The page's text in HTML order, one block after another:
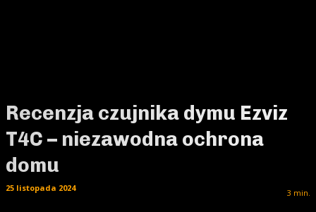
Recenzja czujnika dymu Ezviz
T4C – niezawodna ochrona
domu
3 min.
25 listopada 2024